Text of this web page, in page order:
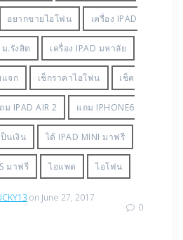
อยากขายไอโฟน เครื่อง IPAD
ม.รังสิต เครื่อง IPAD มหาลัย
แจก เช็กราคาไอโฟน เช็ค
ม IPAD AIR 2 แถม IPHONE6
นเงิน ได้ IPAD MINI มาฟรี
มาฟรี ไอแพด ไอโฟน
on June 27, 2017
0